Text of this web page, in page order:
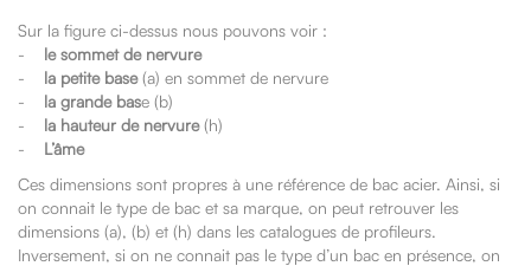
Sur la figure ci-dessus nous pouvons voir :
- le sommet de nervure
- la petite base(a) en sommet de nervure
- la grande base (b)
- la hauteur de nervure(h)
- L’âme
Ces dimensions sont propres à une référence de bac acier. Ainsi, si
on connait le type de bac et sa marque, on peut retrouver les
dimensions (a), (b) et (h) dans les catalogues de profileurs.
Inversement, si on ne connait pas le type d’un bac en présence, on